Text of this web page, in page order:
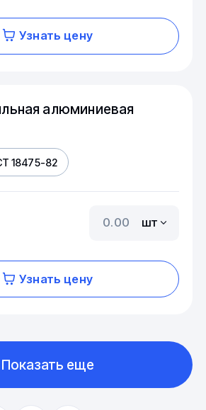
Узнать цену
алюминиевая
18475-82
шт
Узнать цену
Показать еще